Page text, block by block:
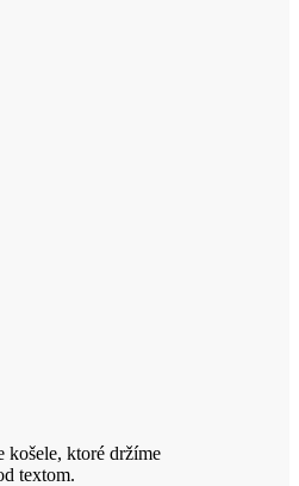
košele, ktoré držíme
textom.